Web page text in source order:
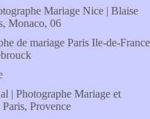
Mariage Nice | Blaise
Monaco, 06
de mariage Paris Ile-de-France
| Photographe Mariage et
Provence